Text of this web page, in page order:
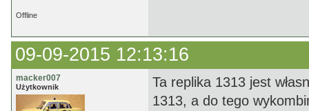
Offline
09-09-2015 12:13:16
macker007
Użytkownik
Ta replika 1313 jest
1313, a do tego